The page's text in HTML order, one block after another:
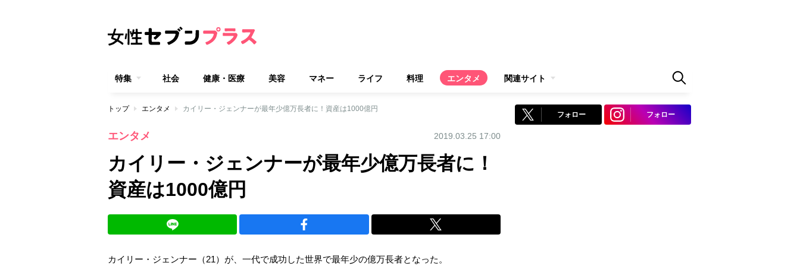
特集 社会 健康・医療 美容 マネー ライフ 料理 エンタメ 関連サイト
トップ エンタメ カイリー・ジェンナーが最年少億万長者に！資産は1000億円
エンタメ 2019.03.25 17:00
カイリー・ジェンナーが最年少億万長者に！
資産は1000億円
カイリー・ジェンナー（21）が、一代で成功した世界で最年少の億万長者となった。
フォロー フォロー